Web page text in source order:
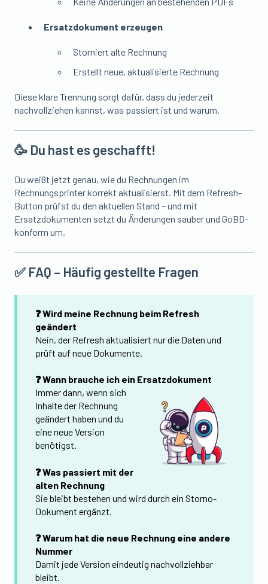
Ersatzdokument erzeugen
Storniert alte Rechnung
Erstellt neue, aktualisierte Rechnung
Diese klare Trennung sorgt dafür, dass du jederzeit
nachvollziehen kannst, was passiert ist und warum.
🥳 Du hast es geschafft!
Du weißt jetzt genau, wie du Rechnungen im
Rechnungsprinter korrekt aktualisierst. Mit dem Refresh-
Button prüfst du den aktuellen Stand – und mit
Ersatzdokumenten setzt du Änderungen sauber und GoBD-
konform um.
✅ FAQ – Häufig gestellte Fragen
❓ Wird meine Rechnung beim Refresh
geändert
Nein, der Refresh aktualisiert nur die Daten und
prüft auf neue Dokumente.
❓ Wann brauche ich ein Ersatzdokument
Immer dann, wenn sich
Inhalte der Rechnung
geändert haben und du
eine neue Version
benötigst.
❓ Was passiert mit der
alten Rechnung
Sie bleibt bestehen und wird durch ein Storno-
Dokument ergänzt.
❓ Warum hat die neue Rechnung eine andere
Nummer
Damit jede Version eindeutig nachvollziehbar
bleibt.